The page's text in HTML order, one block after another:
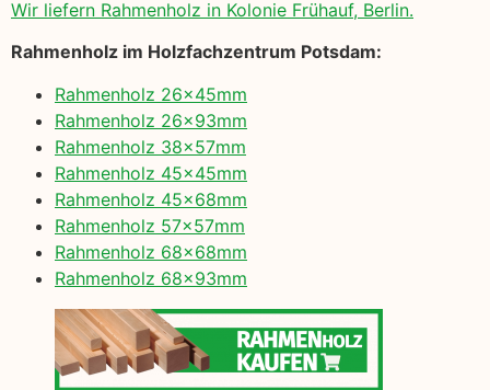
Wir liefern Rahmenholz in Kolonie Frühauf, Berlin.
Rahmenholz im Holzfachzentrum Potsdam:
Rahmenholz 26x45mm
Rahmenholz 26x93mm
Rahmenholz 38x57mm
Rahmenholz 45x45mm
Rahmenholz 45x68mm
Rahmenholz 57x57mm
Rahmenholz 68x68mm
Rahmenholz 68x93mm